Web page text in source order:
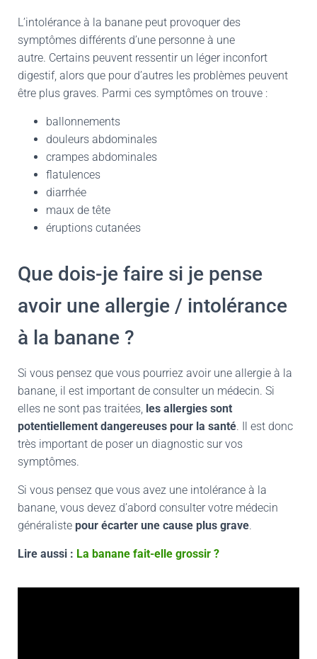
L’intolérance à la banane peut provoquer des
symptômes différents d’une personne à une
autre. Certains peuvent ressentir un léger inconfort
digestif, alors que pour d’autres les problèmes peuvent
être plus graves. Parmi ces symptômes on trouve :
ballonnements
douleurs abdominales
crampes abdominales
flatulences
diarrhée
maux de tête
éruptions cutanées
Que dois-je faire si je pense
avoir une allergie / intolérance
à la banane ?
Si vous pensez que vous pourriez avoir une allergie à la
banane, il est important de consulter un médecin. Si
elles ne sont pas traitées, les allergies sont
potentiellement dangereuses pour la santé. Il est donc
très important de poser un diagnostic sur vos
symptômes.
Si vous pensez que vous avez une intolérance à la
banane, vous devez d’abord consulter votre médecin
généraliste pour écarter une cause plus grave.
Lire aussi : La banane fait-elle grossir ?